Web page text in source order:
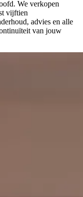
We verkopen
vijftien
advies en alle
van jouw